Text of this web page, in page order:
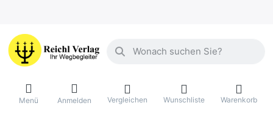
Geben Sie einen Suchbegriff ein.
Menü Anmelden Vergleichen Wunschliste Warenkorb